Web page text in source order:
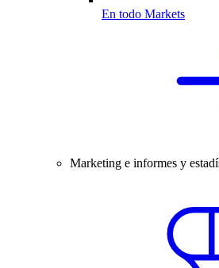
En todo Markets
Marketing e informes y